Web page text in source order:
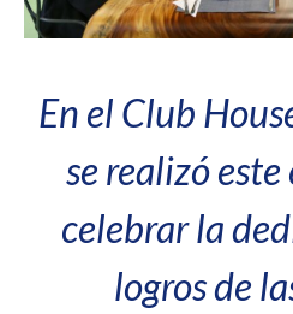
En el Club
se realizó
celebrar la
logros de